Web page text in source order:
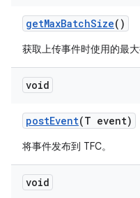
getMaxBatchSize()
获取上传事件时使用的最大
void
postEvent(T event)
将事件发布到 TFC。
void